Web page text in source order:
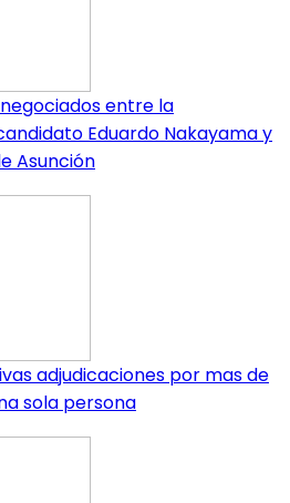
entre la
Eduardo Nakayama y
Asunción
adjudicaciones por mas de
sola persona